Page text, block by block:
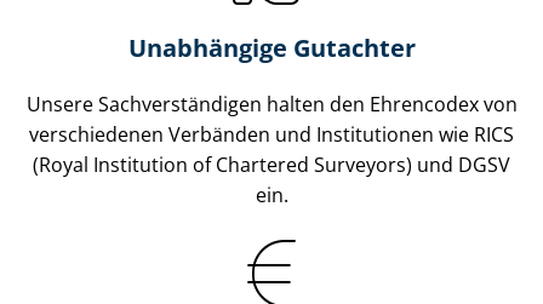
Unabhängige Gutachter
Unsere Sach­ver­stän­di­gen halten den Ehrencodex von
verschiedenen Verbänden und Institutionen wie RICS
(Royal Institution of Chartered Surveyors) und DGSV
ein.